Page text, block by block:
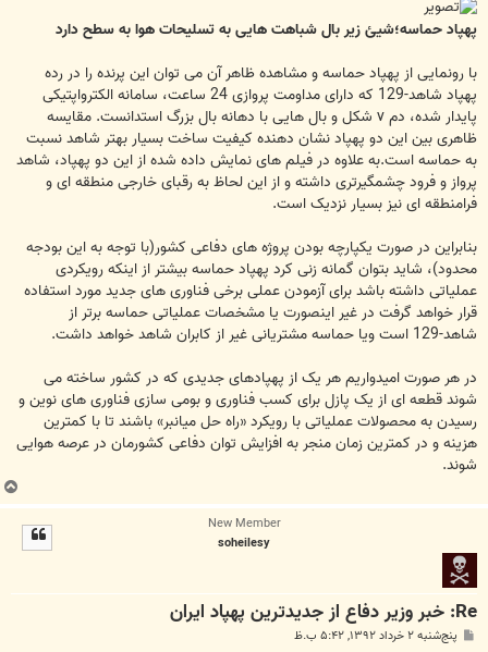
پهپاد حماسه؛شیئ زیر بال شباهت هایی به تسلیحات هوا به سطح دارد
با رونمایی از پهپاد حماسه و مشاهده ظاهر آن می توان این پرنده را در رده
پهپاد شاهد-129 که دارای مداومت پروازی 24 ساعت، سامانه الکترواپتیکی
پایدار شده، دم v شکل و بال هایی با دهانه بال بزرگ استدانست. مقایسه
ظاهری بین این دو پهپاد نشان دهنده کیفیت ساخت بسیار بهتر شاهد نسبت
به حماسه است.به علاوه در فیلم های نمایش داده شده از این دو پهپاد، شاهد
پرواز و فرود چشمگیرتری داشته و از این لحاظ به رقبای خارجی منطقه ای و
فرامنطقه ای نیز بسیار نزدیک است.
بنابراین در صورت یکپارچه بودن پروژه های دفاعی کشور(با توجه به این بودجه
محدود)، شاید بتوان گمانه زنی کرد پهپاد حماسه بیشتر از اینکه رویکردی
عملیاتی داشته باشد برای آزمودن عملی برخی فناوری های جدید مورد استفاده
قرار خواهد گرفت در غیر اینصورت یا مشخصات عملیاتی حماسه برتر از
شاهد-129 است ویا حماسه مشتریانی غیر از کابران شاهد خواهد داشت.
در هر صورت امیدواریم هر یک از پهپادهای جدیدی که در کشور ساخته می
شوند قطعه ای از یک پازل برای کسب فناوری و بومی سازی فناوری های نوین و
رسیدن به محصولات عملیاتی با رویکرد «راه حل میانبر» باشند تا با کمترین
هزینه و در کمترین زمان منجر به افزایش توان دفاعی کشورمان در عرصه هوایی
شوند.
New Member
soheilesy
Re: خبر وزیر دفاع از جدیدترین پهپاد ایران
پنج‌شنبه ۲ خرداد ۱۳۹۲, ۵:۴۲ ب.ظ